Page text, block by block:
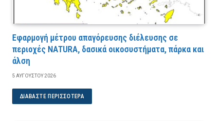
Εφαρμογή μέτρου απαγόρευσης διέλευσης σε
περιοχές NATURA, δασικά οικοσυστήματα, πάρκα και
άλση
5 ΑΥΓΟΎΣΤΟΥ 2026
ΔΙΑΒΆΣΤΕ ΠΕΡΙΣΣΌΤΕΡΑ